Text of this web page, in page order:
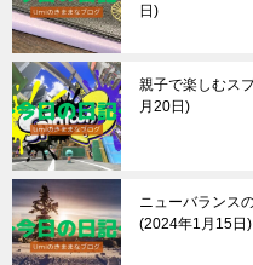
日
親子で楽しむス
月20日
ニューバランス
2024年1月15日